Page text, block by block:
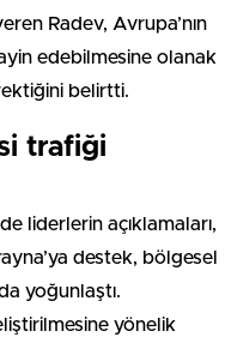
Radev, Avrupa’nın
edebilmesine olanak
belirtti.
trafiği
liderlerin açıklamaları,
destek, bölgesel
yoğunlaştı.
yönelik